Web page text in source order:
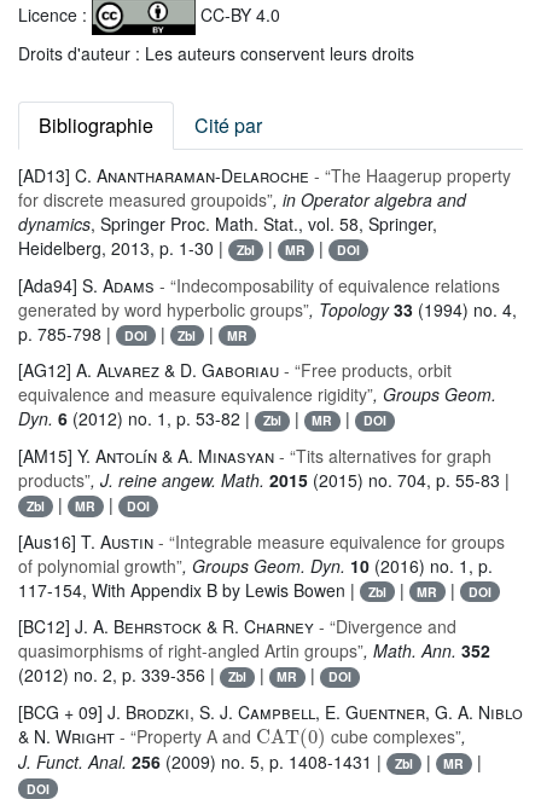
Licence :
CC-BY 4.0
Droits d'auteur : Les auteurs conservent leurs droits
Bibliographie Cité par
[AD13] C. Anantharaman-Delaroche - “The Haagerup property
for discrete measured groupoids”, in Operator algebra and
dynamics, Springer Proc. Math. Stat., vol. 58, Springer,
Heidelberg, 2013, p. 1-30 |
Zbl | MR | DOI
[Ada94] S. Adams - “Indecomposability of equivalence relations
generated by word hyperbolic groups”, Topology33 (1994) no. 4,
p. 785-798 |
DOI | Zbl | MR
[AG12] A. Alvarez & D. Gaboriau - “Free products, orbit
equivalence and measure equivalence rigidity”, Groups Geom.
Dyn. 6 (2012) no. 1, p. 53-82 | Zbl | MR | DOI
[AM15] Y. Antolín & A. Minasyan - “Tits alternatives for graph
products”, J. reine angew. Math. 2015 (2015) no. 704, p. 55-83 |
Zbl | MR | DOI
[Aus16] T. Austin - “Integrable measure equivalence for groups
of polynomial growth”, Groups Geom. Dyn. 10 (2016) no. 1, p.
117-154, With Appendix B by Lewis Bowen |
Zbl | MR | DOI
[BC12] J. A. Behrstock & R. Charney - “Divergence and
quasimorphisms of right-angled Artin groups”, Math. Ann. 352
(2012) no. 2, p. 339-356 |
Zbl | MR | DOI
[BCG + 09] J. Brodzki, S. J. Campbell, E. Guentner, G. A. Niblo
& N. Wright - “Property A and CAT(0) cube complexes”,
J. Funct. Anal. 256 (2009) no. 5, p. 1408-1431 | Zbl | MR |
DOI